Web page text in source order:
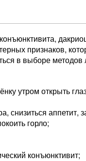
признаков,
в выборе методов
утром открыть
снизиться аппетит,
горло;
конъюнктивит;